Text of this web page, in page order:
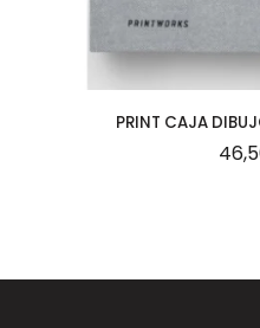
PRINT CAJA